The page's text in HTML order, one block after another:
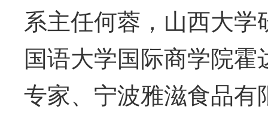
系主任何蓉，山西大
国语大学国际商学院
专家、宁波雅滋食品有